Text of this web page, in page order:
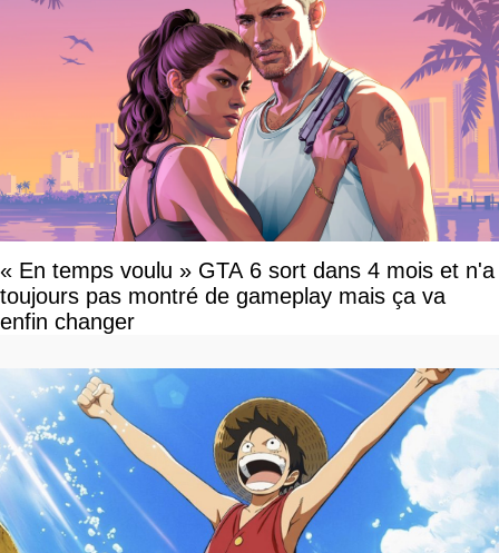
« En temps voulu » GTA 6 sort dans 4 mois et n'a
toujours pas montré de gameplay mais ça va
enfin changer